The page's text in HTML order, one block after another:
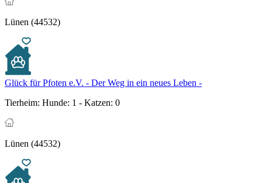
Lünen (44532)
Glück für Pfoten e.V. - Der Weg in ein neues Leben -
Tierheim: Hunde: 1 - Katzen: 0
Lünen (44532)